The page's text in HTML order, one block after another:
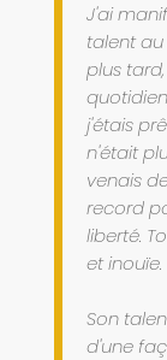
J'ai
talent au
plus
j'étais
n'était
venais
record
liberté.
et inouïe.
Son
d'une